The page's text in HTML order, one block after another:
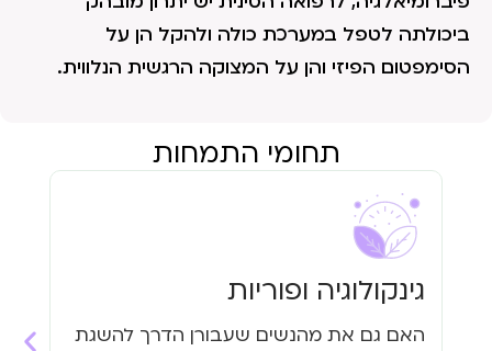
ביכולתה לטפל במערכת כולה ולהקל הן על
הסימפטום הפיזי והן על המצוקה הרגשית הנלווית.
תחומי התמחות
גינקולוגיה ופוריות
האם גם את מהנשים שעבורן הדרך להשגת